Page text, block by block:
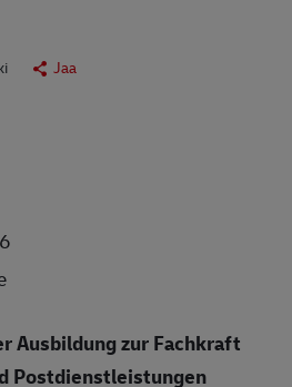
Jaa
Ausbildung zur Fachkraft
Postdienstleistungen